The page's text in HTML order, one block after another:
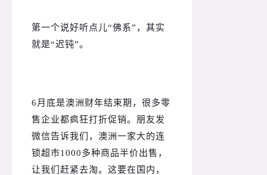
第一个说好听点儿“佛系”，其实
就是“迟钝”。
6月底是澳洲财年结束期，很多零
售企业都疯狂打折促销。 朋友发
微信告诉我们，澳洲一家大的连
锁超市1000多种商品半价出售，
让我们赶紧去淘。 这要在国内，